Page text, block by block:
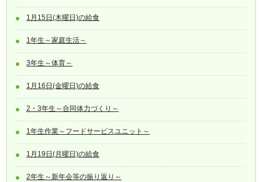
1月15日(木曜日)の給食
1年生～家庭生活～
3年生～体育～
1月16日(金曜日)の給食
2・3年生～合同体力づくり～
1年生作業～フードサービスユニット～
1月19日(月曜日)の給食
2年生～新年会等の振り返り～